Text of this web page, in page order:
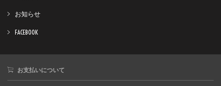
お知らせ
FACEBOOK
お支払いについて